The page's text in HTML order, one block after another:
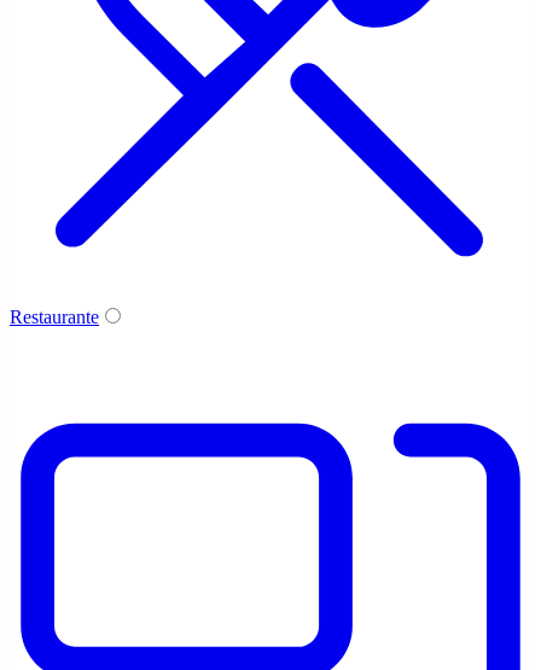
Restaurante